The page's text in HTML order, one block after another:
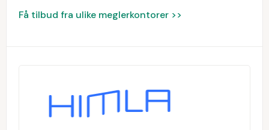
Få tilbud fra ulike meglerkontorer >>